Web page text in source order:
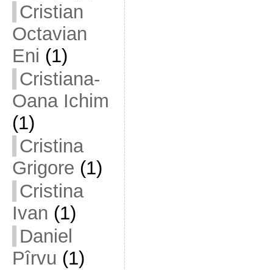
Cristian
Octavian
Eni (1)
Cristiana-
Oana Ichim
(1)
Cristina
Grigore (1)
Cristina
Ivan (1)
Daniel
Pîrvu (1)